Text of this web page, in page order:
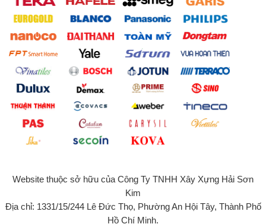
Website thuộc sở hữu của Công Ty TNHH Xây Xựng Hải Sơn
Kim
Địa chỉ: 1331/15/244 Lê Đức Thọ, Phường An Hội Tây, Thành Phố
Hồ Chí Minh.